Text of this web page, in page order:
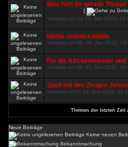
Was hört ihr gerade Thread
[
Verfasst am Sa 13. Mär 2010,
blabla-zensiert-blabla
Verfasst am Mo 16. Jan 2012,
Für die Kirchenmänner und
Verfasst am Mo 21. Nov 2011,
Spaß mit den Zeugen
Verfasst am Fr 18. Nov 2011,
Themen der letzten Zeit
Neue Beiträge
Keine neuen
Bekanntmachung